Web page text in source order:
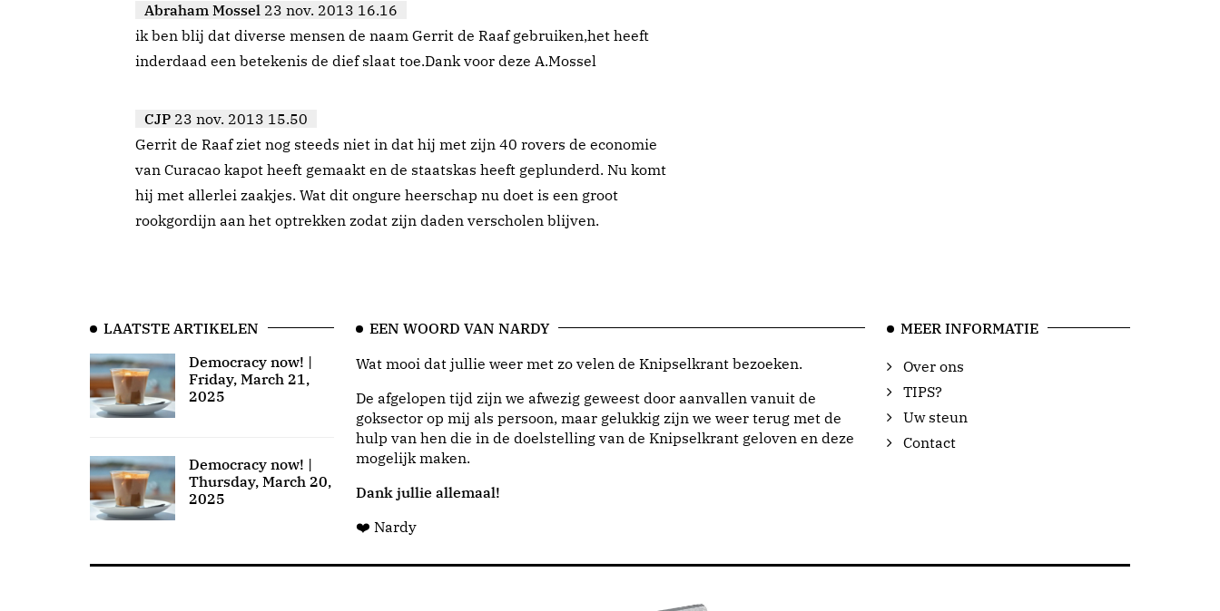
Abraham Mossel 23 nov. 2013 16.16
ik ben blij dat diverse mensen de naam Gerrit de Raaf gebruiken,het heeft
inderdaad een betekenis de dief slaat toe.Dank voor deze A.Mossel
CJP 23 nov. 2013 15.50
Gerrit de Raaf ziet nog steeds niet in dat hij met zijn 40 rovers de economie
van Curacao kapot heeft gemaakt en de staatskas heeft geplunderd. Nu komt
hij met allerlei zaakjes. Wat dit ongure heerschap nu doet is een groot
rookgordijn aan het optrekken zodat zijn daden verscholen blijven.
LAATSTE ARTIKELEN
Democracy now! |
Friday, March 21,
2025
Democracy now! |
Thursday, March 20,
2025
EEN WOORD VAN NARDY
Wat mooi dat jullie weer met zo velen de Knipselkrant bezoeken.
De afgelopen tijd zijn we afwezig geweest door aanvallen vanuit de
goksector op mij als persoon, maar gelukkig zijn we weer terug met de
hulp van hen die in de doelstelling van de Knipselkrant geloven en deze
mogelijk maken.
Dank jullie allemaal!
❤️ Nardy
MEER INFORMATIE
Over ons
TIPS?
Uw steun
Contact